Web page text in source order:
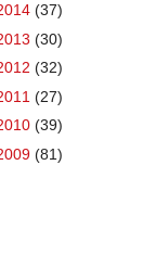
(37)
(30)
(32)
(27)
(39)
(81)